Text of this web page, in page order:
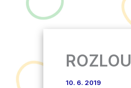
10. 6. 2019